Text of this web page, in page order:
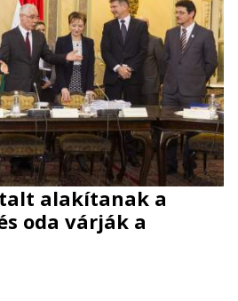
alakítanak a
oda várják a